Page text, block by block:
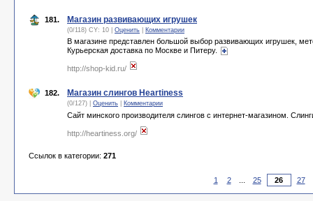
181. Магазин развивающих игрушек
(0/118) CY: 10 | Оценить Комментарии
В магазине представлен большой выбор развивающих игрушек,
Курьерская доставка по Москве и Питеру.
http://shop-kid.ru/
182. Магазин слингов Heartiness
(0/127) | Оценить Комментарии
Сайт минского производителя слингов с интернет-магазином.
http://heartiness.org/
Ссылок в категории: 271
1 2 25 27